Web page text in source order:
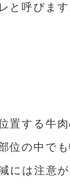
と呼びま
置する牛肉
位の中で
には注意